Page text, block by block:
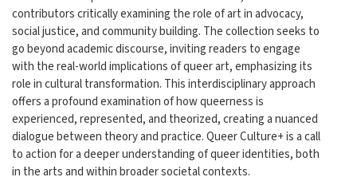
contributors critically examining the role of art in advocacy,
social justice, and community building. The collection seeks to
go beyond academic discourse, inviting readers to engage
with the real-world implications of queer art, emphasizing its
role in cultural transformation. This interdisciplinary approach
offers a profound examination of how queerness is
experienced, represented, and theorized, creating a nuanced
dialogue between theory and practice. Queer Culture+ is a call
to action for a deeper understanding of queer identities, both
in the arts and within broader societal contexts.